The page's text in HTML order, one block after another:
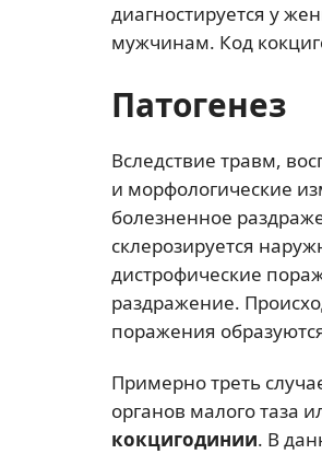
диагностируется у
мужчинам. Код
Патогенез
Вследствие травм,
и морфологические
болезненное
склерозируется
дистрофические
раздражение.
поражения
Примерно треть
органов малого таза
кокцигодинии. В